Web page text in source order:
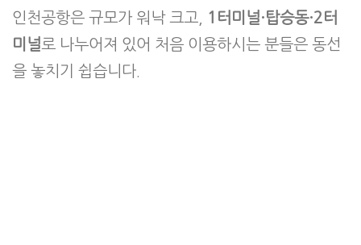
인천공항은 규모가 워낙 크고, 1터미널·탑승동·2터
미널로 나누어져 있어 처음 이용하시는 분들은 동선
을 놓치기 쉽습니다.